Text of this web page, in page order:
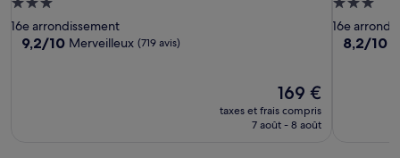
3.0 étoiles
16e arrondissement
9.2
9,2/10 Merveilleux (719 avis)
Le
nouveau
prix
169 €
taxes et frais compris
7 août - 8 août
3.0 étoiles
16e
8.2
8,2/10